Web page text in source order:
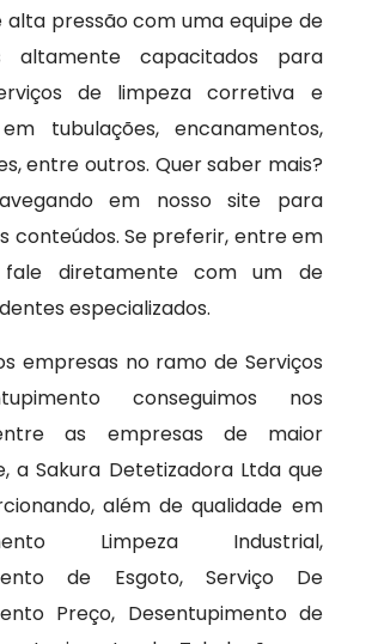
alta pressão com uma equipe de
altamente capacitados para
de limpeza corretiva e
tubulações, encanamentos,
entre outros. Quer saber mais?
em nosso site para
conteúdos. Se preferir, entre em
diretamente com um de
especializados.
empresas no ramo de Serviços
conseguimos nos
as empresas de maior
a Sakura Detetizadora Ltda que
além de qualidade em
Limpeza Industrial,
de Esgoto, Serviço De
Preço, Desentupimento de